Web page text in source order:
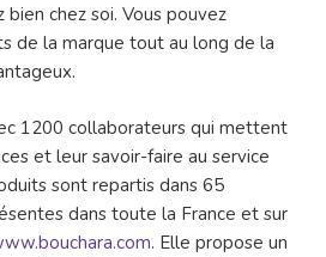
chez soi. Vous pouvez
de la marque tout au long de la
1200 collaborateurs qui mettent
et leur savoir-faire au service
sont repartis dans 65
dans toute la France et sur
. Elle propose un